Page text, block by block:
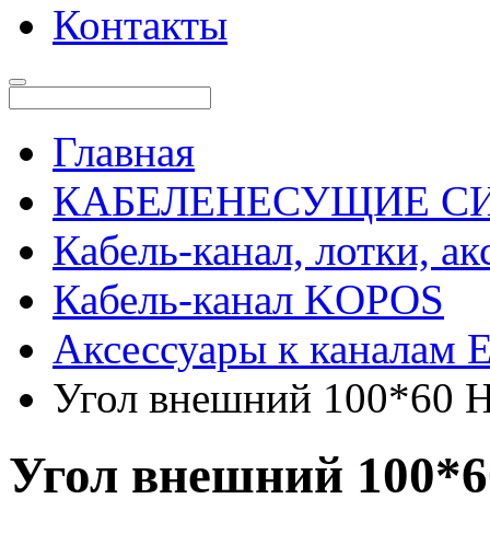
Контакты
Главная
КАБЕЛЕНЕСУЩИЕ
Кабель-канал, лотки,
Кабель-канал KOPOS
Аксессуары к каналам
Угол внешний 100*60
Угол внешний